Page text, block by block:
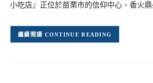
小吃店』正位於苗栗市的信仰中心、香火
CONTINUE READING